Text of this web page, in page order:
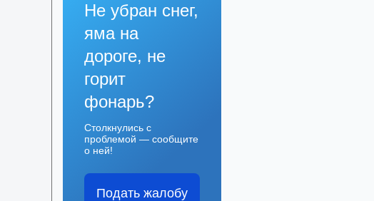
Не убран снег,
яма на
дороге, не
горит
фонарь?
Столкнулись с
проблемой — сообщите
о ней!
Подать жалобу